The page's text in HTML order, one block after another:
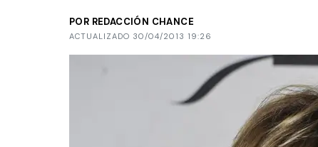
POR REDACCIÓN CHANCE
ACTUALIZADO 30/04/2013 19:26